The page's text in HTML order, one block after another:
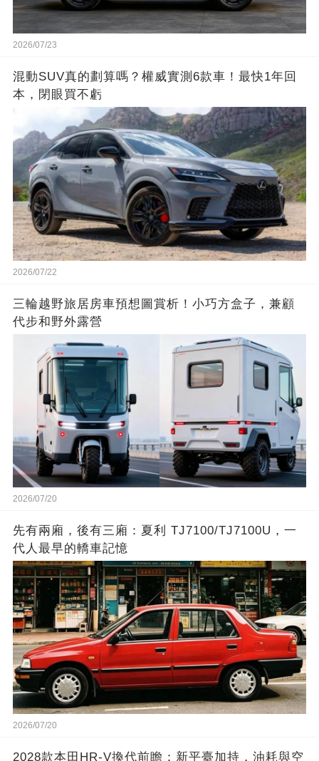
2026/07/23
混動SUV真的劃算嗎？權威實測6款車！最快1年回
本，閉眼買不虧
2026/07/22
三輪越野旅居房車預想圖賞析！小巧方盒子，兼顧
代步和野外露營
2026/07/20
先有兩廂，後有三廂：夏利 TJ7100/TJ7100U，一
代人最早的轎車記憶
2026/07/20
2028款本田HR-V換代前瞻：新平臺加持，油耗與空